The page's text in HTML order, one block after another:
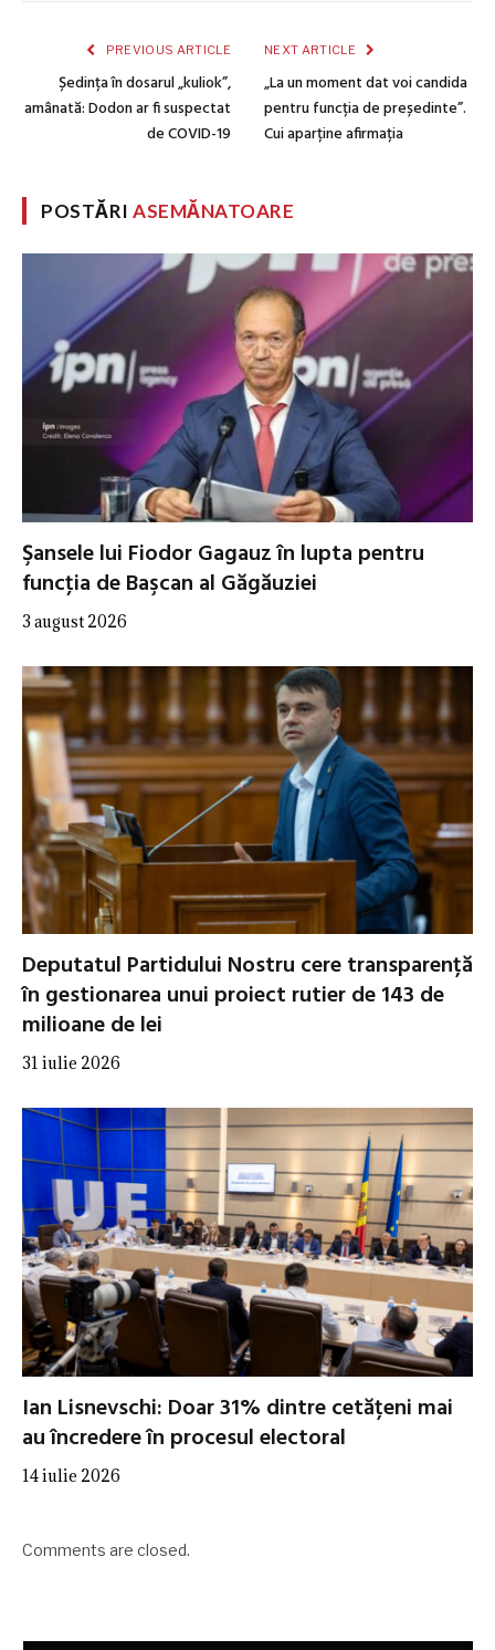
PREVIOUS ARTICLE
Ședința în dosarul „kuliok”,
amânată: Dodon ar fi suspectat
de COVID-19
NEXT ARTICLE
„La un moment dat voi candida
pentru funcția de președinte”.
Cui aparține afirmația
POSTĂRIASEMĂNATOARE
Şansele lui Fiodor Gagauz în lupta pentru
funcţia de Başcan al Găgăuziei
3 august 2026
Deputatul Partidului Nostru cere transparență
în gestionarea unui proiect rutier de 143 de
milioane de lei
31 iulie 2026
Ian Lisnevschi: Doar 31% dintre cetățeni mai
au încredere în procesul electoral
14 iulie 2026
Comments are closed.